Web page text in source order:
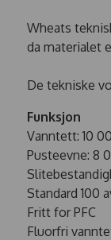
Wheats
da materialet
De tekniske
Funksjon
Vanntett: 10
Pusteevne: 8
Standard 100
Fritt for PFC
Fluorfri